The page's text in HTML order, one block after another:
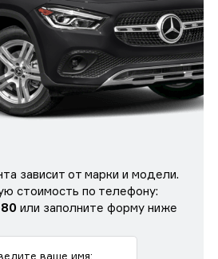
зависит от марки и модели.
стоимость по телефону:
или заполните форму ниже